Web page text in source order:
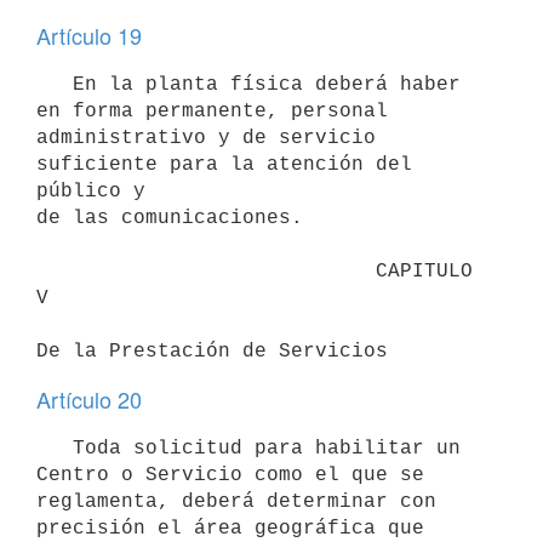
Artículo 19
en forma permanente, personal
administrativo y de servicio
suficiente para la atención del
público y
de las comunicaciones.
V
De la Prestación de Servicios
Artículo 20
Centro o Servicio como el que se
reglamenta, deberá determinar con
precisión el área geográfica que